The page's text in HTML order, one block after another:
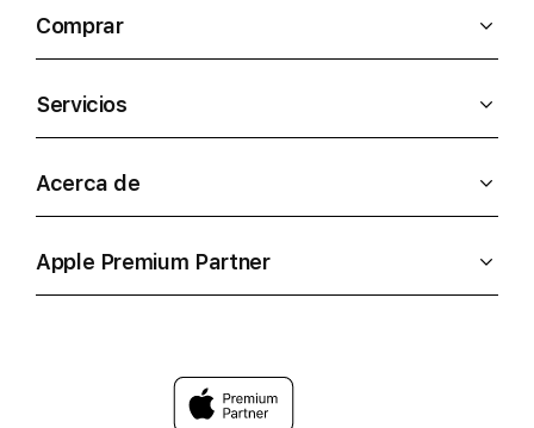
Comprar
Servicios
Acerca de
Apple Premium Partner